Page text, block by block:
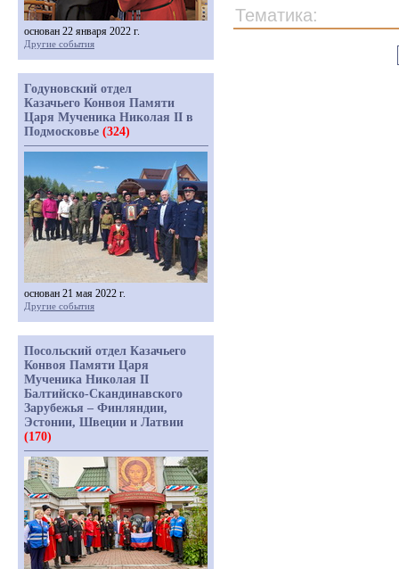
Тематика:
основан 22 января 2022 г.
Другие события
Годуновский отдел
Казачьего Конвоя Памяти
Царя Мученика Николая II в
Подмосковье (324)
основан 21 мая 2022 г.
Другие события
Посольский отдел Казачьего
Конвоя Памяти Царя
Мученика Николая II
Балтийско-Скандинавского
Зарубежья – Финляндии,
Эстонии, Швеции и Латвии
(170)